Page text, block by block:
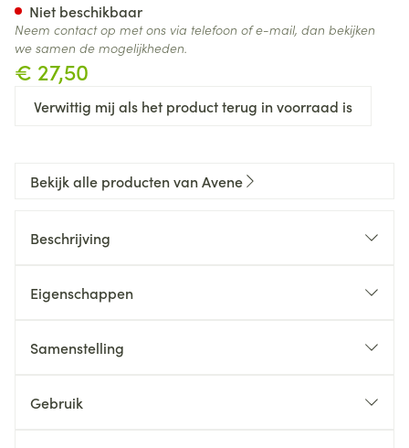
€ 27,50
Verwittig mij als het product terug in voorraad is
Niet beschikbaar
Neem contact op met ons via telefoon of e-mail, dan bekijken
we samen de mogelijkheden.
Bekijk alle producten van Avene
Beschrijving
Eigenschappen
Samenstelling
Gebruik